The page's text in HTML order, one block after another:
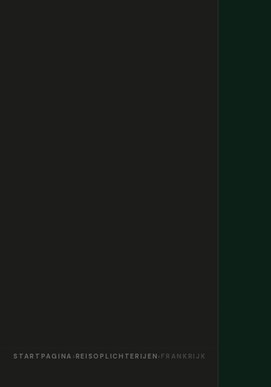
STARTPAGINA ›REISOPLICHTERIJEN › FRANKRIJK